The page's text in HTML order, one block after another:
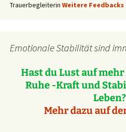
Trauerbegleiterin Weitere Feedbacks
Emotionale Stabilität sind
Hast du Lust auf
Ruhe -Kraft und
Leben?
Mehr dazu auf